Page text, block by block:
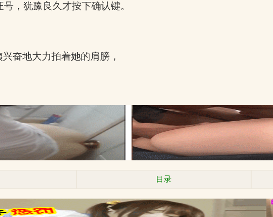
，犹豫良久才按下确认键。
奋地大力拍着她的肩膀，
目录